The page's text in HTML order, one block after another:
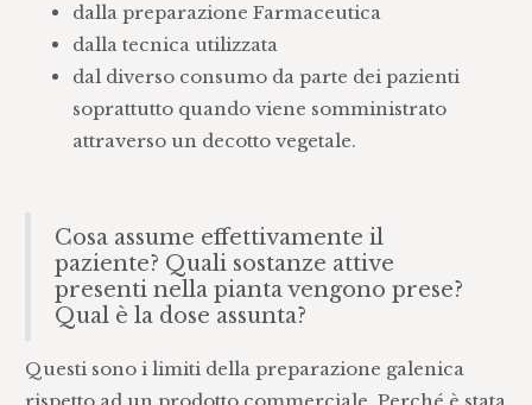
dalla preparazione Farmaceutica
dalla tecnica utilizzata
dal diverso consumo da parte dei pazienti
soprattutto quando viene somministrato
attraverso un decotto vegetale.
Cosa assume effettivamente il
paziente? Quali sostanze attive
presenti nella pianta vengono prese?
Qual è la dose assunta?
Questi sono i limiti della preparazione galenica